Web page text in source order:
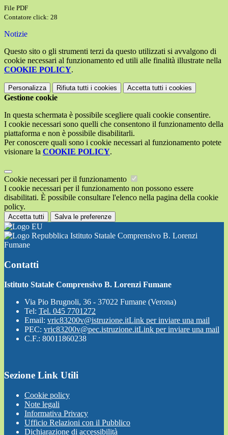
File PDF
Contatore click: 28
Notizie
Questo sito o gli strumenti terzi da questo utilizzati si avvalgono di
cookie necessari al funzionamento ed utili alle finalità illustrate nella
COOKIE POLICY.
Personalizza Rifiuta tutti i cookies Accetta tutti i cookies
Gestione cookie
In questa schermata è possibile scegliere quali cookie consentire.
I cookie necessari sono quelli che consentono il funzionamento della
piattaforma e non è possibile disabilitarli.
Per conoscere quali sono i cookie necessari al funzionamento potete
visionare la COOKIE POLICY.
Cookie necessari per il funzionamento
I cookie necessari per il funzionamento non possono essere
disabilitati. È possibile consultare l'elenco nella pagina della cookie
policy.
Accetta tutti Salva le preferenze
Istituto Statale Comprensivo B. Lorenzi
Fumane
Contatti
Istituto Statale Comprensivo B. Lorenzi Fumane
Via Pio Brugnoli, 36 - 37022 Fumane (Verona)
Tel: Tel. 045 7701272
Email: vric83200v@istruzione.itLink per inviare una mail
PEC: vric83200v@pec.istruzione.itLink per inviare una mail
C.F.: 80011860238
Sezione Link Utili
Cookie policy
Note legali
Informativa Privacy
Ufficio Relazioni con il Pubblico
Dichiarazione di accessibilità